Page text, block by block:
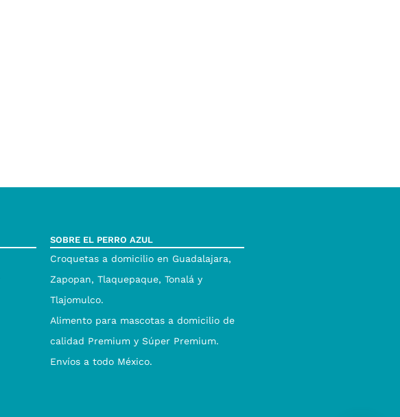
SOBRE EL PERRO AZUL
Croquetas a domicilio en Guadalajara,
Zapopan, Tlaquepaque, Tonalá y
Tlajomulco.
Alimento para mascotas a domicilio de
calidad Premium y Súper Premium.
Envíos a todo México.